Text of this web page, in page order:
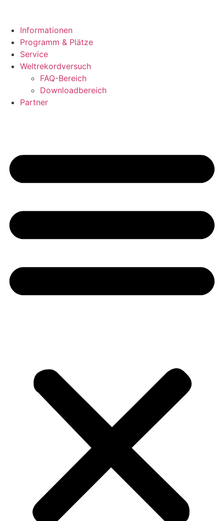
springenInformationen
Programm & Plätze
Service
Weltrekordversuch
FAQ-Bereich
Downloadbereich
Partner